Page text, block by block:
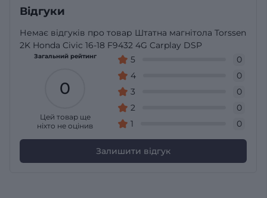
Відгуки
Немає відгуків про товар Штатна магнітола Torssen
2K Honda Civic 16-18 F9432 4G Carplay DSP
Загальний рейтинг
0
Цей товар ще
ніхто не оцінив
5
0
4
0
3
0
2
0
1
0
Залишити відгук